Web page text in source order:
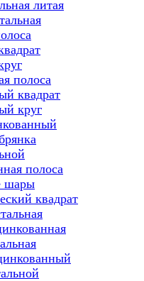
литая
полоса
квадрат
круг
полоса
шары
квадрат